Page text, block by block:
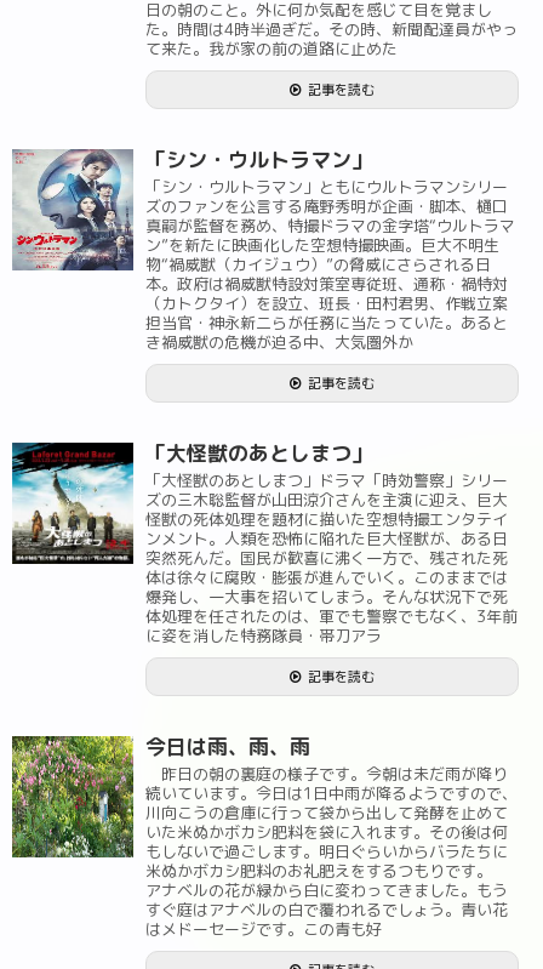
日の朝のこと。外に何か気配を感じて目を覚まし
た。時間は4時半過ぎだ。その時、新聞配達員がやっ
て来た。我が家の前の道路に止めた
記事を読む
「シン・ウルトラマン」
「シン・ウルトラマン」ともにウルトラマンシリー
ズのファンを公言する庵野秀明が企画・脚本、樋口
真嗣が監督を務め、特撮ドラマの金字塔“ウルトラマ
ン”を新たに映画化した空想特撮映画。巨大不明生
物“禍威獣（カイジュウ）”の脅威にさらされる日
本。政府は禍威獣特設対策室専従班、通称・禍特対
（カトクタイ）を設立、班長・田村君男、作戦立案
担当官・神永新二らが任務に当たっていた。あると
き禍威獣の危機が迫る中、大気圏外か
記事を読む
「大怪獣のあとしまつ」
「大怪獣のあとしまつ」ドラマ「時効警察」シリー
ズの三木聡監督が山田涼介さんを主演に迎え、巨大
怪獣の死体処理を題材に描いた空想特撮エンタテイ
ンメント。人類を恐怖に陥れた巨大怪獣が、ある日
突然死んだ。国民が歓喜に沸く一方で、残された死
体は徐々に腐敗・膨張が進んでいく。このままでは
爆発し、一大事を招いてしまう。そんな状況下で死
体処理を任されたのは、軍でも警察でもなく、3年前
に姿を消した特務隊員・帯刀アラ
記事を読む
今日は雨、雨、雨
昨日の朝の裏庭の様子です。今朝は未だ雨が降り
続いています。今日は1日中雨が降るようですので、
川向こうの倉庫に行って袋から出して発酵を止めて
いた米ぬかボカシ肥料を袋に入れます。その後は何
もしないで過ごします。明日ぐらいからバラたちに
米ぬかボカシ肥料のお礼肥えをするつもりです。
アナベルの花が緑から白に変わってきました。もう
すぐ庭はアナベルの白で覆われるでしょう。青い花
はメドーセージです。この青も好